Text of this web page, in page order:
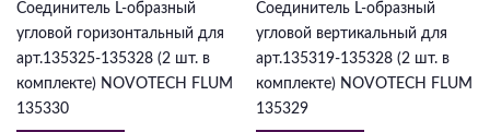
Соединитель L-образный
угловой горизонтальный для
арт.135325-135328 (2 шт. в
комплекте) NOVOTECH FLUM
135330
Соединитель L-образный
угловой вертикальный для
арт.135319-135328 (2 шт. в
комплекте) NOVOTECH FLUM
135329